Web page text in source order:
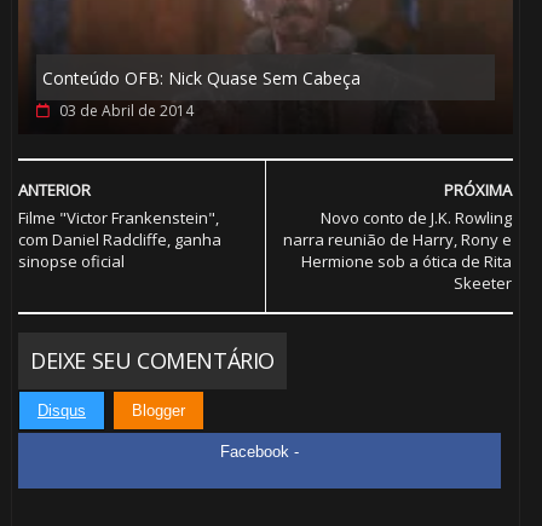
Conteúdo OFB: Nick Quase Sem Cabeça
03 de Abril de 2014
PRÓXIMA
Novo conto de J.K. Rowling
narra reunião de Harry, Rony e
Hermione sob a ótica de Rita
Skeeter
ANTERIOR
Filme "Victor Frankenstein",
com Daniel Radcliffe, ganha
sinopse oficial
DEIXE SEU COMENTÁRIO
Disqus Blogger
Facebook -